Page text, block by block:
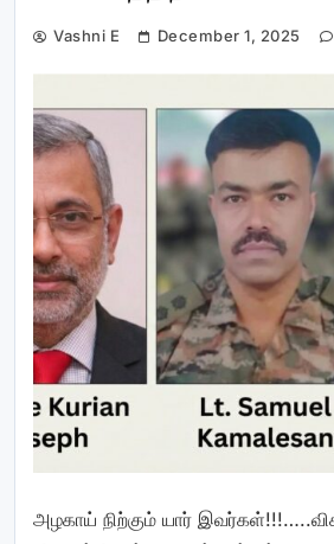
Vashni E December 1, 2025
அழகாய் நிற்கும் யார்